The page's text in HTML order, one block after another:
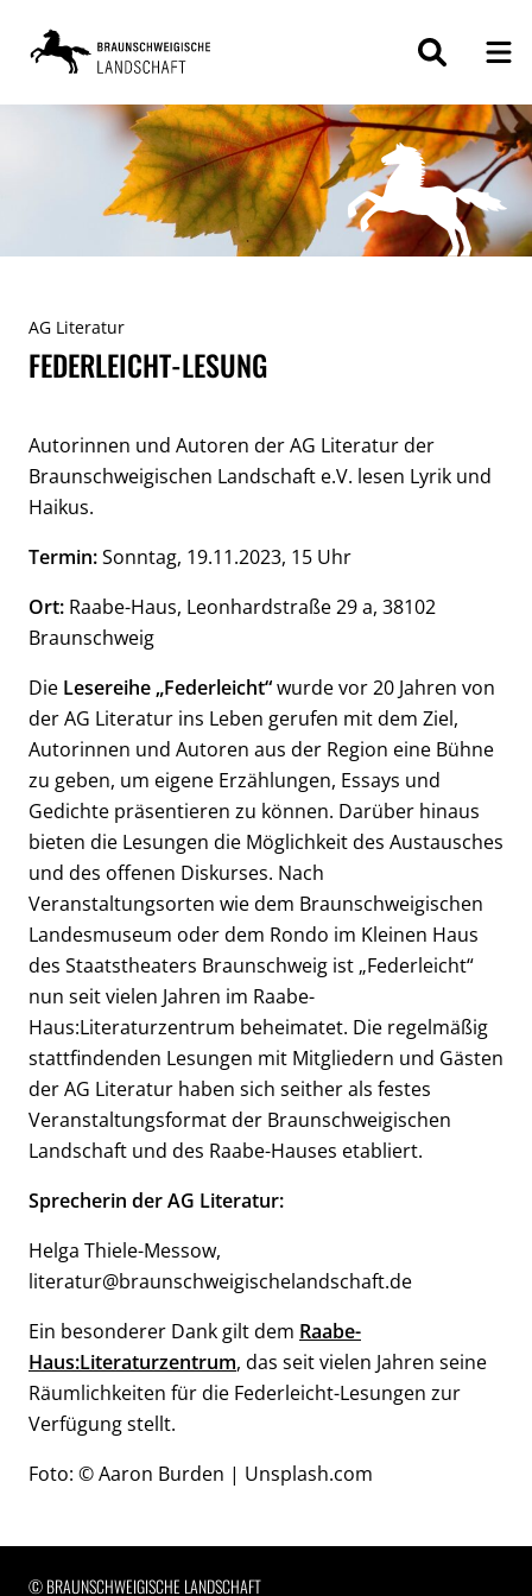
ZUM
INHALT
AG Literatur
FEDERLEICHT-LESUNG
Autorinnen und Autoren der AG Literatur der
Braunschweigischen Landschaft e.V. lesen Lyrik und
Haikus.
Termin:Sonntag, 19.11.2023, 15 Uhr
Ort: Raabe-Haus, Leonhardstraße 29 a, 38102
Braunschweig
Die Lesereihe „Federleicht“wurde vor 20 Jahren von
der AG Literatur ins Leben gerufen mit dem Ziel,
Autorinnen und Autoren aus der Region eine Bühne
zu geben, um eigene Erzählungen, Essays und
Gedichte präsentieren zu können. Darüber hinaus
bieten die Lesungen die Möglichkeit des Austausches
und des offenen Diskurses. Nach
Veranstaltungsorten wie dem Braunschweigischen
Landesmuseum oder dem Rondo im Kleinen Haus
des Staatstheaters Braunschweig ist „Federleicht“
nun seit vielen Jahren im Raabe-
Haus:Literaturzentrum beheimatet. Die regelmäßig
stattfindenden Lesungen mit Mitgliedern und Gästen
der AG Literatur haben sich seither als festes
Veranstaltungsformat der Braunschweigischen
Landschaft und des Raabe-Hauses etabliert.
Sprecherin der AG Literatur:
Helga Thiele-Messow,
literatur@braunschweigischelandschaft.de
Ein besonderer Dank gilt dem Raabe-
Haus:Literaturzentrum, das seit vielen Jahren seine
Räumlichkeiten für die Federleicht-Lesungen zur
Verfügung stellt.
Foto: © Aaron Burden | Unsplash.com
RECHTLICHE INFORMATIONEN
© BRAUNSCHWEIGISCHE LANDSCHAFT